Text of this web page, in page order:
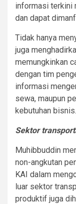
informasi terkini
dan dapat
Tidak hanya
juga
memungkinkan
dengan tim
informasi
sewa, maupun
kebutuhan bisnis.
Sektor
Muhibbuddin
non-angkutan
KAI dalam
luar sektor
produktif juga